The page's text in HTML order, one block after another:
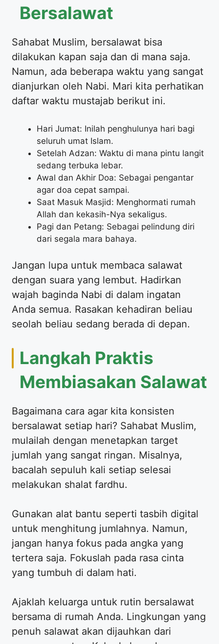
Bersalawat
Sahabat Muslim, bersalawat bisa
dilakukan kapan saja dan di mana saja.
Namun, ada beberapa waktu yang sangat
dianjurkan oleh Nabi. Mari kita perhatikan
daftar waktu mustajab berikut ini.
Hari Jumat: Inilah penghulunya hari bagi
seluruh umat Islam.
Setelah Adzan: Waktu di mana pintu langit
sedang terbuka lebar.
Awal dan Akhir Doa: Sebagai pengantar
agar doa cepat sampai.
Saat Masuk Masjid: Menghormati rumah
Allah dan kekasih-Nya sekaligus.
Pagi dan Petang: Sebagai pelindung diri
dari segala mara bahaya.
Jangan lupa untuk membaca salawat
dengan suara yang lembut. Hadirkan
wajah baginda Nabi di dalam ingatan
Anda semua. Rasakan kehadiran beliau
seolah beliau sedang berada di depan.
Langkah Praktis
Membiasakan Salawat
Bagaimana cara agar kita konsisten
bersalawat setiap hari? Sahabat Muslim,
mulailah dengan menetapkan target
jumlah yang sangat ringan. Misalnya,
bacalah sepuluh kali setiap selesai
melakukan shalat fardhu.
Gunakan alat bantu seperti tasbih digital
untuk menghitung jumlahnya. Namun,
jangan hanya fokus pada angka yang
tertera saja. Fokuslah pada rasa cinta
yang tumbuh di dalam hati.
Ajaklah keluarga untuk rutin bersalawat
bersama di rumah Anda. Lingkungan yang
penuh salawat akan dijauhkan dari